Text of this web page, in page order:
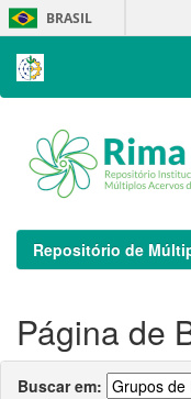
Skip
navigation
BRASIL
Repositório de
Página de
Buscar em: